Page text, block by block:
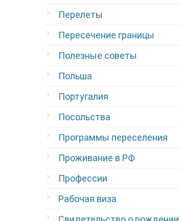
Перелеты
Пересечение границы
Полезные советы
Польша
Португалия
Посольства
Программы переселения
Проживание в РФ
Профессии
Рабочая виза